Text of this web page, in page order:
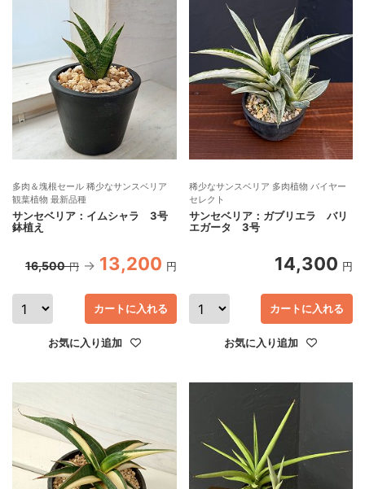
多肉＆塊根セール 稀少なサンスベリア
観葉植物 最新品種
サンセベリア：イムシャラ 3号
鉢植え
16,500 円 13,200 円
お気に入り追加
カートに入れる
稀少なサンスベリア 多肉植物 バイヤー
セレクト
サンセベリア：ガブリエラ バリ
エガータ 3号
14,300 円
お気に入り追加
カートに入れる